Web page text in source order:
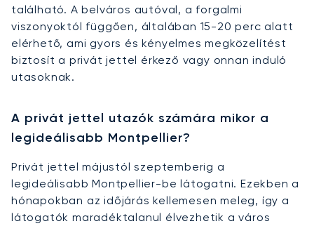
található. A belváros autóval, a forgalmi
viszonyoktól függően, általában 15-20 perc alatt
elérhető, ami gyors és kényelmes megközelítést
biztosít a privát jettel érkező vagy onnan induló
utasoknak.
A privát jettel utazók számára mikor a
legideálisabb Montpellier?
Privát jettel májustól szeptemberig a
legideálisabb Montpellier-be látogatni. Ezekben a
hónapokban az időjárás kellemesen meleg, így a
látogatók maradéktalanul élvezhetik a város